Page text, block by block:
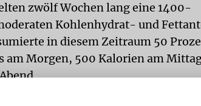
zwölf Wochen lang eine 1400-
Kohlenhydrat- und
in diesem Zeitraum 50
am Morgen, 500 Kalorien am